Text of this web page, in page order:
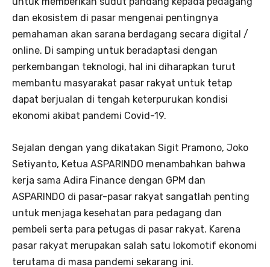
dan ekosistem di pasar mengenai pentingnya
pemahaman akan sarana berdagang secara digital /
online. Di samping untuk beradaptasi dengan
perkembangan teknologi, hal ini diharapkan turut
membantu masyarakat pasar rakyat untuk tetap
dapat berjualan di tengah keterpurukan kondisi
ekonomi akibat pandemi Covid-19.
Sejalan dengan yang dikatakan Sigit Pramono, Joko
Setiyanto, Ketua ASPARINDO menambahkan bahwa
kerja sama Adira Finance dengan GPM dan
ASPARINDO di pasar-pasar rakyat sangatlah penting
untuk menjaga kesehatan para pedagang dan
pembeli serta para petugas di pasar rakyat. Karena
pasar rakyat merupakan salah satu lokomotif ekonomi
terutama di masa pandemi sekarang ini.